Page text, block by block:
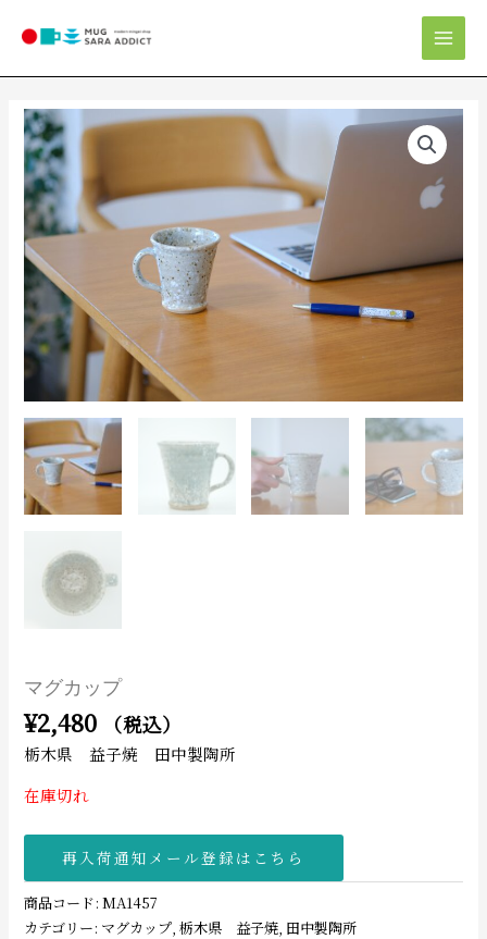
マグカップ
¥2,480 （税込）
栃木県 益子焼 田中製陶所
在庫切れ
再入荷通知メール登録はこちら
商品コード:MA1457
カテゴリー: マグカップ ,栃木県 益子焼 田中製陶所